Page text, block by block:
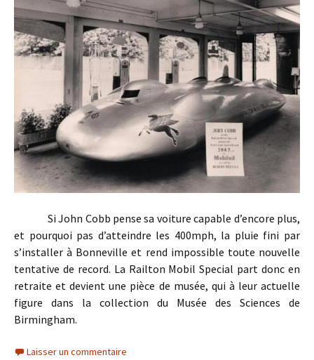
Si John Cobb pense sa voiture capable d’encore plus,
et pourquoi pas d’atteindre les 400mph, la pluie fini par
s’installer à Bonneville et rend impossible toute nouvelle
tentative de record. La Railton Mobil Special part donc en
retraite et devient une pièce de musée, qui à leur actuelle
figure dans la collection du Musée des Sciences de
Birmingham.
Laisser un commentaire